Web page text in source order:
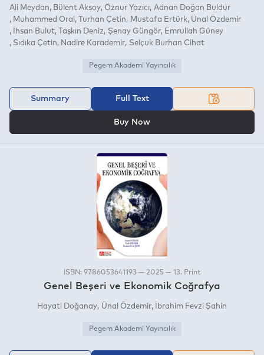
Ali Meydan Bülent Aksoy Öznur Yazıcı
Adnan Doğan Buldur
Muhammed Oral
Turhan Çetin Mustafa Ertürk Ünal Özdemir
İhsan Bulut
Taşkın Deniz Şenay Güngör
Emrullah Güney
Sıdıka Çetin
Nadire Karademir Selçuk Burhan Cihat
Pegem Akademi Yayıncılık
Summary Full Text
Buy Now
ISBN: 9786053641193 — 2025 — 13. Print
Genel Beşeri ve Ekonomik Coğrafya
Hayati Doğanay Ünal Özdemir İbrahim Fevzi Şahin
Pegem Akademi Yayıncılık